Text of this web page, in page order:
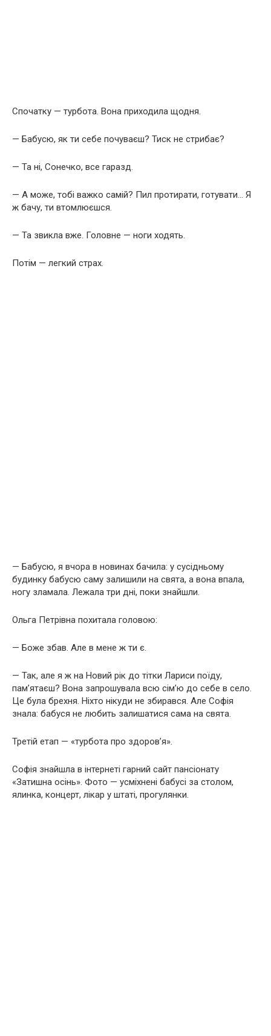
Спочатку — турбота. Вона приходила щодня.
— Бабусю, як ти себе почуваєш? Тиск не стрибає?
— Та ні, Сонечко, все гаразд.
— А може, тобі важко самій? Пил протирати, готувати… Я
ж бачу, ти втомлюєшся.
— Та звикла вже. Головне — ноги ходять.
Потім — легкий страх.
— Бабусю, я вчора в новинах бачила: у сусідньому
будинку бабусю саму залишили на свята, а вона впала,
ногу зламала. Лежала три дні, поки знайшли.
Ольга Петрівна похитала головою:
— Боже збав. Але в мене ж ти є.
— Так, але я ж на Новий рік до тітки Лариси поїду,
пам’ятаєш? Вона запрошувала всю сім’ю до себе в село.
Це була брехня. Ніхто нікуди не збирався. Але Софія
знала: бабуся не любить залишатися сама на свята.
Третій етап — «турбота про здоров’я».
Софія знайшла в інтернеті гарний сайт пансіонату
«Затишна осінь». Фото — усміхнені бабусі за столом,
ялинка, концерт, лікар у штаті, прогулянки.